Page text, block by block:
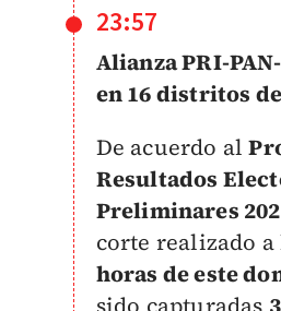
23:57
Alianza PRI-
en 16 distritos
De acuerdo al
Resultados
Preliminares
corte realizado a
horas de este